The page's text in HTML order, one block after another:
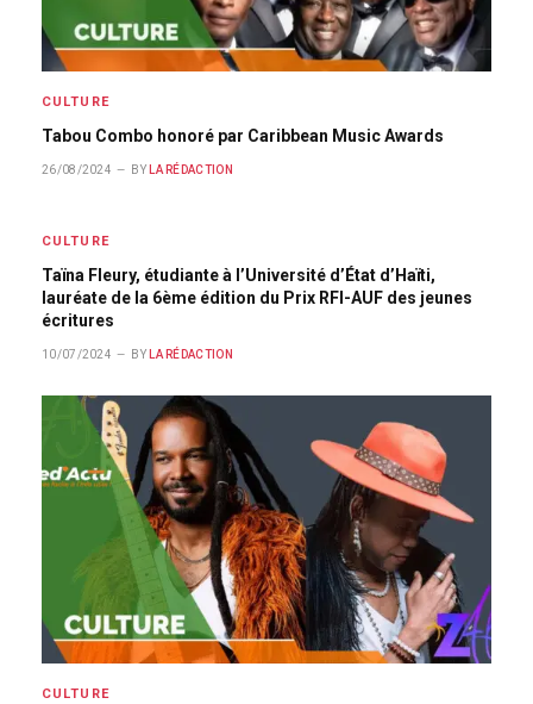
CULTURE
Tabou Combo honoré par Caribbean Music Awards
26/08/2024 BY LA RÉDACTION
CULTURE
Taïna Fleury, étudiante à l’Université d’État d’Haïti,
lauréate de la 6ème édition du Prix RFI-AUF des jeunes
écritures
10/07/2024 BY LA RÉDACTION
CULTURE